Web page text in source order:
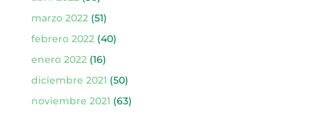
marzo 2022(51)
febrero 2022(40)
enero 2022(16)
diciembre 2021 (50)
noviembre 2021 (63)